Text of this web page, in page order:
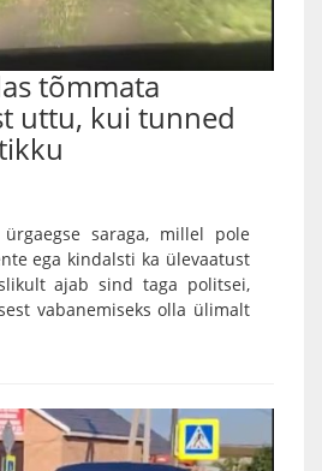
tõmmata
uttu, kui tunned
saraga, millel pole
ega kindalsti ka ülevaatust
ajab sind taga politsei,
vabanemiseks olla ülimalt